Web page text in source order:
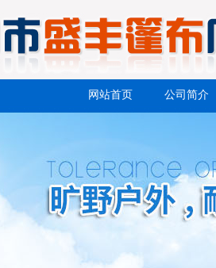
网站首页 公司简介